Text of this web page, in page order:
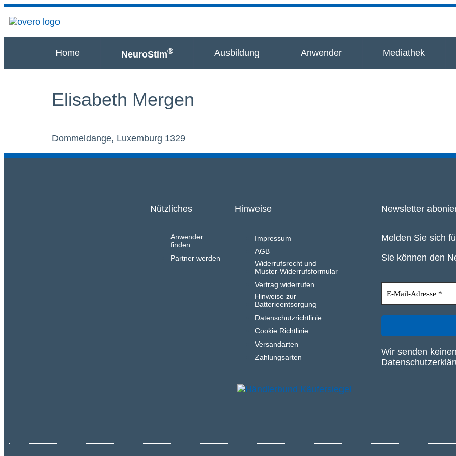
Home NeuroStim® Ausbildung Anwender Mediathek
Elisabeth Mergen
Dommeldange, Luxemburg 1329
Nützliches
Anwender
finden
Partner werden
Hinweise
Impressum
AGB
Widerrufsrecht und
Muster-Widerrufsformular
Vertrag widerrufen
Hinweise zur
Batterieentsorgung
Datenschutzrichtlinie
Cookie Richtlinie
Versandarten
Zahlungsarten
Newsletter
Melden Sie sich
Sie können den
Wir senden